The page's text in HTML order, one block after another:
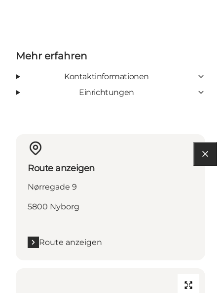
Mehr erfahren
Kontaktinformationen
Einrichtungen
Route anzeigen
Nørregade 9
5800 Nyborg
Route anzeigen